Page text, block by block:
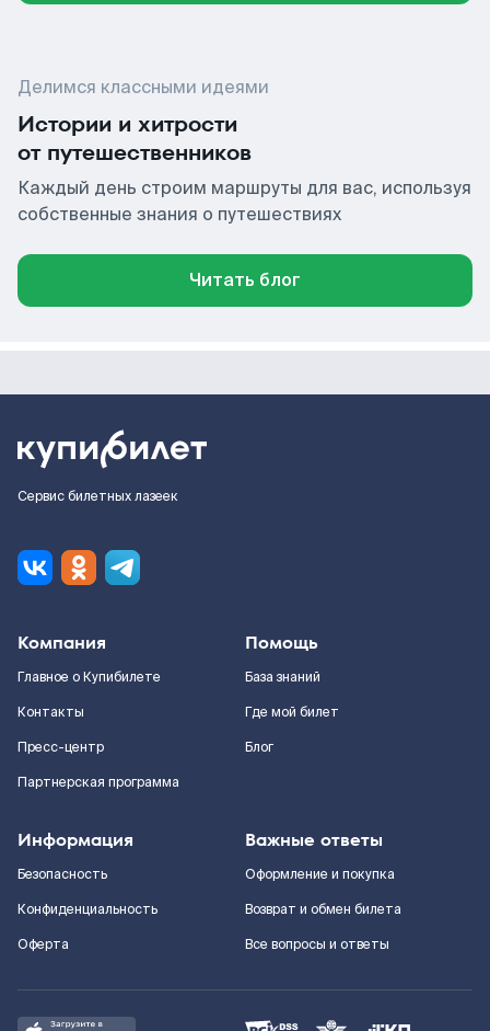
Делимся классными идеями
Истории и хитрости
от путешественников
Каждый день строим маршруты для вас, используя
собственные знания о путешествиях
Читать блог
Сервис билетных лазеек
Компания
Главное о Купибилете
Контакты
Пресс-центр
Партнерская программа
Помощь
База знаний
Где мой билет
Блог
Информация
Безопасность
Конфиденциальность
Оферта
Важные ответы
Оформление и покупка
Возврат и обмен билета
Все вопросы и ответы